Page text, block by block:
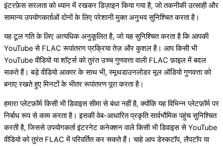
इंटरफ़ेस सरलता को ध्यान में रखकर डिज़ाइन किया गया है, जो तकनीकी उत्साही और
सामान्य उपयोगकर्ताओं दोनों के लिए परेशानी मुक्त अनुभव सुनिश्चित करता है।
यह टूल गति के लिए अत्यधिक अनुकूलित है, जो यह सुनिश्चित करता है कि आपकी
YouTube से FLAC रूपांतरण प्रक्रिया तेज़ और कुशल है। आप किसी भी
YouTube वीडियो या शॉर्ट्स को तुरंत उच्च गुणवत्ता वाली FLAC फ़ाइल में बदल
सकते हैं। बड़े वीडियो आकार के साथ भी, स्मूथडाउनलोडर मूल ऑडियो गुणवत्ता को
बनाए रखते हुए मिनटों के भीतर रूपांतरण पूरा करता है।
हमारा प्लेटफ़ॉर्म किसी भी डिवाइस सीमा से बंधा नहीं है, क्योंकि यह विभिन्न प्लेटफ़ॉर्म पर
निर्बाध रूप से काम करता है। इसकी वेब-आधारित प्रकृति सार्वभौमिक पहुंच सुनिश्चित
करती है, जिससे उपयोगकर्ता इंटरनेट कनेक्शन वाले किसी भी डिवाइस से YouTube
वीडियो को तुरंत FLAC में परिवर्तित कर सकते हैं। चाहे आप डेस्कटॉप, लैपटॉप या